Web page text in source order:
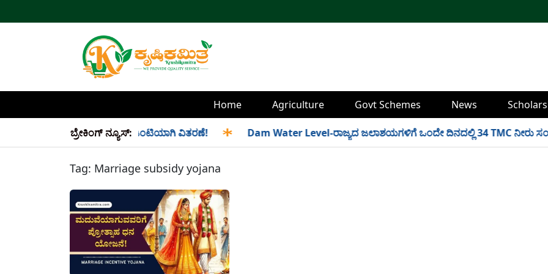
Home Agriculture Govt Schemes News
ಬ್ರೇಕಿಂಗ್ ನ್ಯೂಸ್:
ಸೆಪ್ಟೆಂಬರ್ ತಿಂಗಳ ಪಡಿತರ ಜಂಟಿಯಾಗಿ ವಿತರಣೆ! Dam Water Level-ರಾಜ್ಯದ ಜಲಾಶಯಗಳಿಗೆ ಒಂದೇ ದಿನದಲ್ಲಿ 34 TMC ನೀರು
Tag: Marriage subsidy yojana